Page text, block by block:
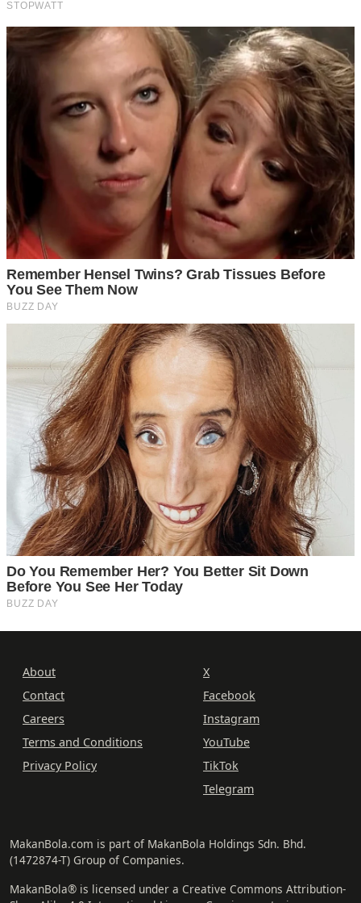
About
Contact
Careers
Terms and Conditions
Privacy Policy
X
Facebook
Instagram
YouTube
TikTok
Telegram
MakanBola.com is part of MakanBola Holdings Sdn. Bhd.
(1472874-T) Group of Companies.
MakanBola® is licensed under a Creative Commons Attribution-